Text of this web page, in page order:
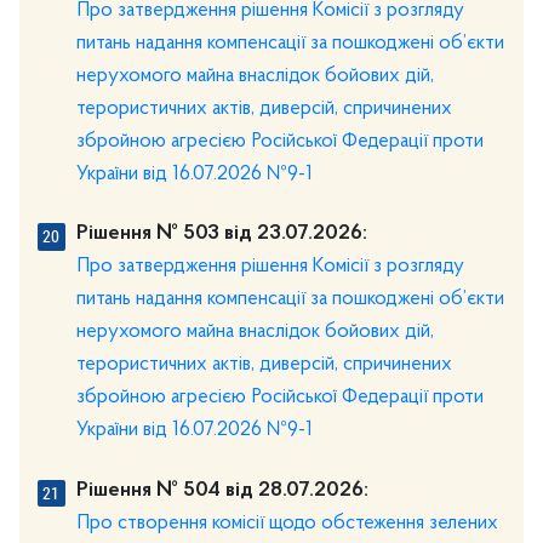
Про затвердження рішення Комісії з розгляду
питань надання компенсації за пошкоджені об’єкти
нерухомого майна внаслідок бойових дій,
терористичних актів, диверсій, спричинених
збройною агресією Російської Федерації проти
України від 16.07.2026 №9-1
Рішення № 503 від 23.07.2026:
Про затвердження рішення Комісії з розгляду
питань надання компенсації за пошкоджені об’єкти
нерухомого майна внаслідок бойових дій,
терористичних актів, диверсій, спричинених
збройною агресією Російської Федерації проти
України від 16.07.2026 №9-1
Рішення № 504 від 28.07.2026:
Про створення комісії щодо обстеження зелених